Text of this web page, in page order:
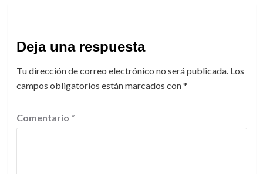
Deja una respuesta
Tu dirección de correo electrónico no será publicada. Los
campos obligatorios están marcados con*
Comentario *